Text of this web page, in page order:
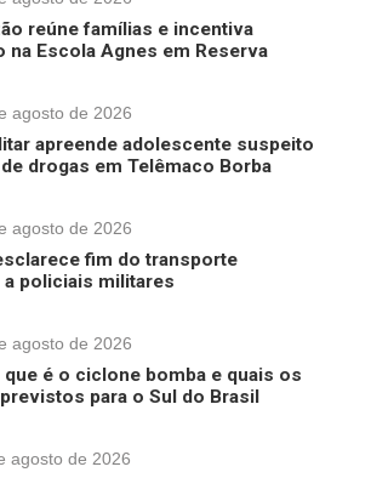
reúne famílias e incentiva
na Escola Agnes em Reserva
agosto de 2026
apreende adolescente suspeito
drogas em Telêmaco Borba
agosto de 2026
fim do transporte
a policiais militares
agosto de 2026
que é o ciclone bomba e quais os
para o Sul do Brasil
agosto de 2026